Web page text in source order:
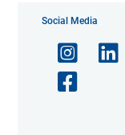
Social Media